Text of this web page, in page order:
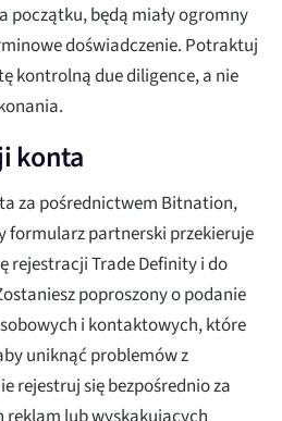
początku, będą miały ogromny
doświadczenie. Potraktuj
kontrolną due diligence, a nie
konta
za pośrednictwem Bitnation,
formularz partnerski przekieruje
rejestracji Trade Definity i do
poproszony o podanie
i kontaktowych, które
uniknąć problemów z
rejestruj się bezpośrednio za